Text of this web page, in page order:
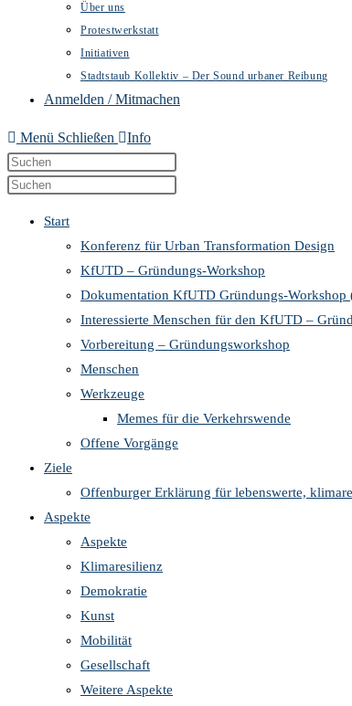
Über uns
Protestwerkstatt
Initiativen
Stadtstaub Kollektiv – Der Sound urbaner Reibung
Anmelden / Mitmachen
Menü Schließen Info
Diese
Website
the
search
panel.
close
the
search
panel.
Start
Konferenz für Urban Transformation Design
KfUTD – Gründungs-Workshop
Dokumentation KfUTD Gründungs-Workshop
Interessierte Menschen für den KfUTD –
Vorbereitung – Gründungsworkshop
Menschen
Werkzeuge
Memes für die Verkehrswende
Offene Vorgänge
Ziele
Offenburger Erklärung für lebenswerte,
Aspekte
Aspekte
Klimaresilienz
Demokratie
Kunst
Mobilität
Gesellschaft
Weitere Aspekte